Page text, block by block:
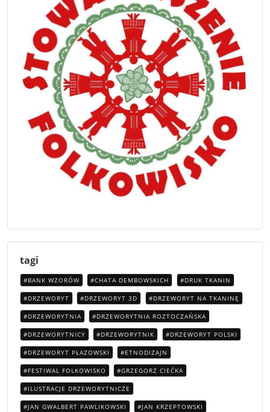
tagi
BANK WZORÓW CHATA DEMBOWSKICH DRUK TKANIN
DRZEWORYT DRZEWORYT 3D DRZEWORYT NA TKANINĘ
DRZEWORYTNIA DRZEWORYTNIA ROZTOCZAŃSKA
DRZEWORYTNICY DRZEWORYTNIK DRZEWORYT POLSKI
DRZEWORYT PŁAZOWSKI ETNODIZAJN
FESTIWAL FOLKOWISKO GRZEGORZ CIEĆKA
ILUSTRACJE DRZEWORYTNICZE
JAN GWALBERT PAWLIKOWSKI JAN KRZEPTOWSKI